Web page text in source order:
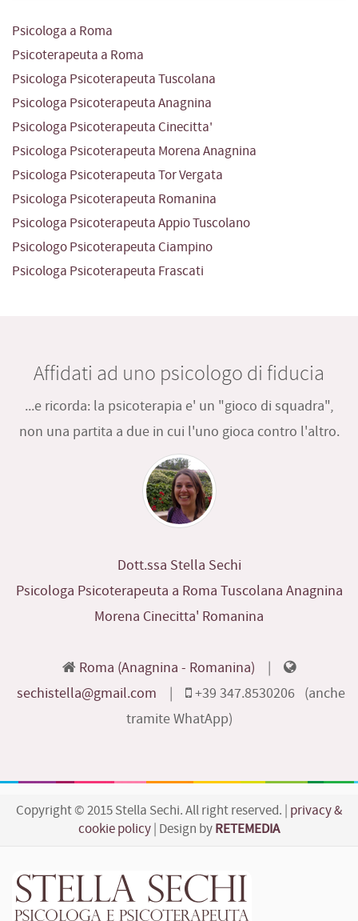
Psicologa a Roma
Psicoterapeuta a Roma
Psicologa Psicoterapeuta Tuscolana
Psicologa Psicoterapeuta Anagnina
Psicologa Psicoterapeuta Cinecitta'
Psicologa Psicoterapeuta Morena Anagnina
Psicologa Psicoterapeuta Tor Vergata
Psicologa Psicoterapeuta Romanina
Psicologa Psicoterapeuta Appio Tuscolano
Psicologo Psicoterapeuta Ciampino
Psicologa Psicoterapeuta Frascati
Affidati ad uno psicologo di fiducia
...e ricorda: la psicoterapia e' un "gioco di squadra",
non una partita a due in cui l'uno gioca contro l'altro.
Dott.ssa Stella Sechi
Psicologa Psicoterapeuta a Roma Tuscolana Anagnina
Morena Cinecitta' Romanina
Roma (Anagnina - Romanina)
sechistella@gmail.com
+39 347.8530206 (anche
tramite WhatApp)
Copyright © 2015 Stella Sechi. All right reserved. | privacy &
cookie policy | Design by RETEMEDIA